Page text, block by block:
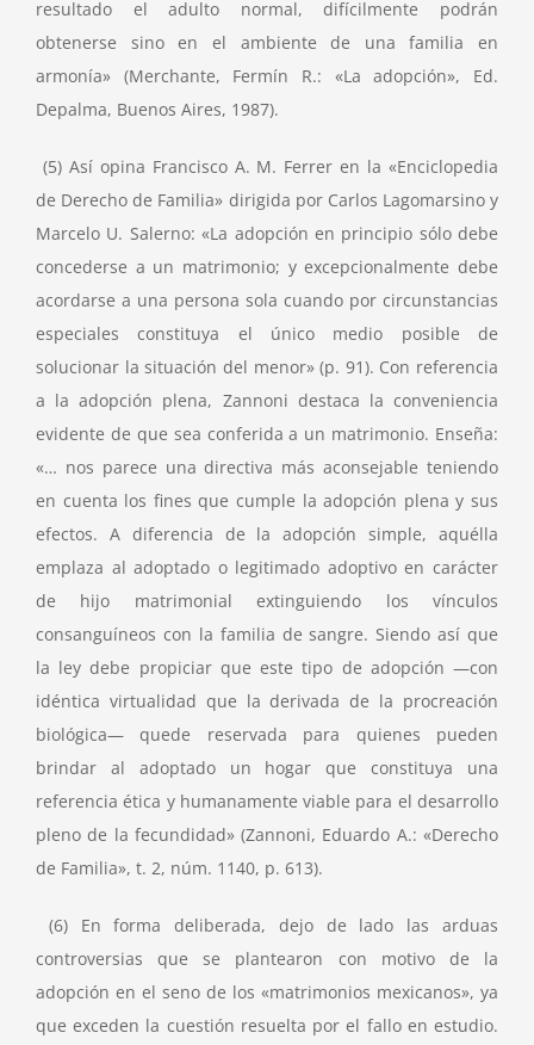
resultado el adulto normal, difícilmente podrán
obtenerse sino en el ambiente de una familia en
armonía» (Merchante, Fermín R.: «La adopción», Ed.
Depalma, Buenos Aires, 1987).
(5) Así opina Francisco A. M. Ferrer en la «Enciclopedia
de Derecho de Familia» dirigida por Carlos Lagomarsino y
Marcelo U. Salerno: «La adopción en principio sólo debe
concederse a un matrimonio; y excepcionalmente debe
acordarse a una persona sola cuando por circunstancias
especiales constituya el único medio posible de
solucionar la situación del menor» (p. 91). Con referencia
a la adopción plena, Zannoni destaca la conveniencia
evidente de que sea conferida a un matrimonio. Enseña:
«… nos parece una directiva más aconsejable teniendo
en cuenta los fines que cumple la adopción plena y sus
efectos. A diferencia de la adopción simple, aquélla
emplaza al adoptado o legitimado adoptivo en carácter
de hijo matrimonial extinguiendo los vínculos
consanguíneos con la familia de sangre. Siendo así que
la ley debe propiciar que este tipo de adopción —con
idéntica virtualidad que la derivada de la procreación
biológica— quede reservada para quienes pueden
brindar al adoptado un hogar que constituya una
referencia ética y humanamente viable para el desarrollo
pleno de la fecundidad» (Zannoni, Eduardo A.: «Derecho
de Familia», t. 2, núm. 1140, p. 613).
(6) En forma deliberada, dejo de lado las arduas
controversias que se plantearon con motivo de la
adopción en el seno de los «matrimonios mexicanos», ya
que exceden la cuestión resuelta por el fallo en estudio.